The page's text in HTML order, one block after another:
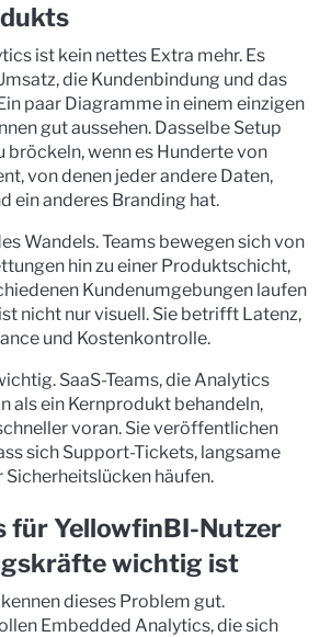
ist kein nettes Extra mehr. Es
die Kundenbindung und das
paar Diagramme in einem einzigen
gut aussehen. Dasselbe Setup
bröckeln, wenn es Hunderte von
von denen jeder andere Daten,
ein anderes Branding hat.
Wandels. Teams bewegen sich von
hin zu einer Produktschicht,
Kundenumgebungen laufen
nicht nur visuell. Sie betrifft Latenz,
und Kostenkontrolle.
SaaS-Teams, die Analytics
als ein Kernprodukt behandeln,
voran. Sie veröffentlichen
sich Support-Tickets, langsame
Sicherheitslücken häufen.
für YellowfinBI-Nutzer
wichtig ist
dieses Problem gut.
Embedded Analytics, die sich